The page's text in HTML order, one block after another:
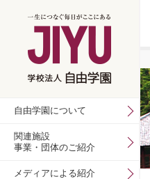
自由学園について
関連施設
事業・団体のご紹介
メディアによる紹介